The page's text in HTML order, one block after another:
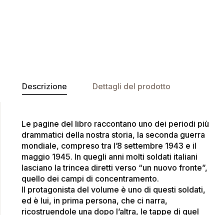
Descrizione Dettagli del prodotto
Le pagine del libro raccontano uno dei periodi più
drammatici della nostra storia, la seconda guerra
mondiale, compreso tra l’8 settembre 1943 e il
maggio 1945. In quegli anni molti soldati italiani
lasciano la trincea diretti verso “un nuovo fronte”,
quello dei campi di concentramento.
Il protagonista del volume è uno di questi soldati,
ed è lui, in prima persona, che ci narra,
ricostruendole una dopo l’altra, le tappe di quel